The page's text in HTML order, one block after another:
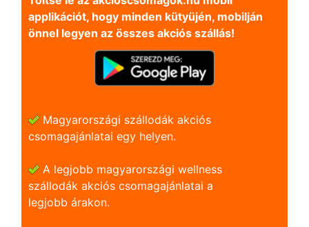
applikációt, hogy minden kütyüjén, mobilján
önnel legyen az összes akciós szállás!
Magyarországi szállodák akciós
csomagajánlatai egy helyen.
A legjobb magyarországi wellness
szállodák akciós csomagajánlatai a
legjobb árakon.